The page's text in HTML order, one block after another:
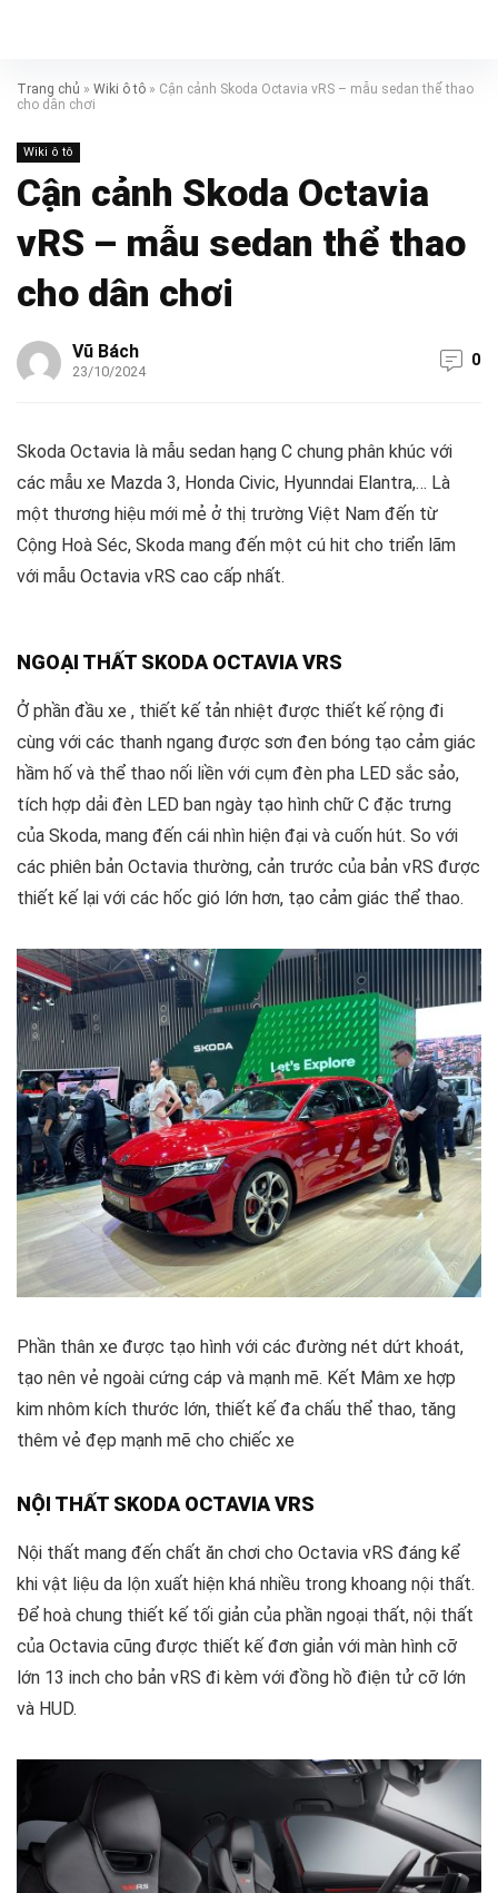
Trang chủ » Wiki ô tô » Cận cảnh Skoda Octavia vRS – mẫu sedan thể thao
cho dân chơi
Wiki ô tô
Cận cảnh Skoda Octavia
vRS – mẫu sedan thể thao
cho dân chơi
Vũ Bách
23/10/2024
0
Skoda Octavia là mẫu sedan hạng C chung phân khúc với
các mẫu xe Mazda 3, Honda Civic, Hyunndai Elantra,… Là
một thương hiệu mới mẻ ở thị trường Việt Nam đến từ
Cộng Hoà Séc, Skoda mang đến một cú hit cho triển lãm
với mẫu Octavia vRS cao cấp nhất.
NGOẠI THẤT SKODA OCTAVIA VRS
Ở phần đầu xe , thiết kế tản nhiệt được thiết kế rộng đi
cùng với các thanh ngang được sơn đen bóng tạo cảm giác
hầm hố và thể thao nối liền với cụm đèn pha LED sắc sảo,
tích hợp dải đèn LED ban ngày tạo hình chữ C đặc trưng
của Skoda, mang đến cái nhìn hiện đại và cuốn hút. So với
các phiên bản Octavia thường, cản trước của bản vRS được
thiết kế lại với các hốc gió lớn hơn, tạo cảm giác thể thao.
Phần thân xe được tạo hình với các đường nét dứt khoát,
tạo nên vẻ ngoài cứng cáp và mạnh mẽ. Kết Mâm xe hợp
kim nhôm kích thước lớn, thiết kế đa chấu thể thao, tăng
thêm vẻ đẹp mạnh mẽ cho chiếc xe
NỘI THẤT SKODA OCTAVIA VRS
Nội thất mang đến chất ăn chơi cho Octavia vRS đáng kể
khi vật liệu da lộn xuất hiện khá nhiều trong khoang nội thất.
Để hoà chung thiết kế tối giản của phần ngoại thất, nội thất
của Octavia cũng được thiết kế đơn giản với màn hình cỡ
lớn 13 inch cho bản vRS đi kèm với đồng hồ điện tử cỡ lớn
và HUD.